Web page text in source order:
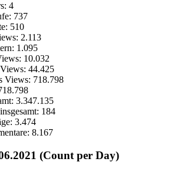
4
737
510
2.113
1.095
10.032
44.425
Views: 718.798
3.347.135
184
3.474
8.167
(Count per Day)